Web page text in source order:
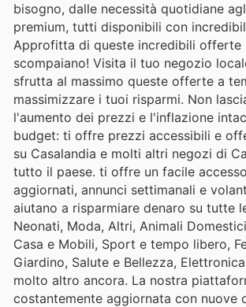
bisogno, dalle necessità quotidiane
premium, tutti disponibili con
Approfitta di queste incredibili offerte
scompaiano! Visita il tuo negozio
sfrutta al massimo queste offerte a
massimizzare i tuoi risparmi. Non
l'aumento dei prezzi e l'inflazione
budget: ti offre prezzi accessibili e
su Casalandia e molti altri negozi di
tutto il paese. ti offre un facile
aggiornati, annunci settimanali e
aiutano a risparmiare denaro su tutte
Neonati, Moda, Altri, Animali
Casa e Mobili, Sport e tempo libero,
Giardino, Salute e Bellezza,
molto altro ancora. La nostra
costantemente aggiornata con nuove